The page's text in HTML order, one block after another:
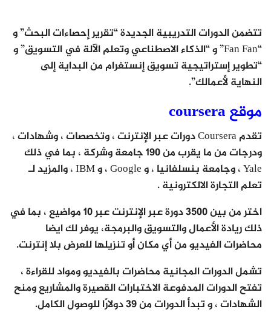
تتضمن الدورات التدريبية الجديدة “تقرير إحصاءات البحث” و
“Fan Fan” و “الذكاء الاصطناعي وتعلم الآلة في التسويق” و
“تطوير إستراتيجية تسويق إنستغرام من البداية إلى
النهاية لأعمالك”.
موقع coursera
تقدم Coursera دورات عبر الإنترنت ، وتخصصات ، وشهادات ،
ودرجات من ما يقرب من 190 جامعة وشركة ، بما في ذلك
Yale ، وجامعة بنسلفانيا ، و Google ، و IBM ، والمزيد لـ
تعلم التجارة الالكترونية .
اختر من بين 3500 دورة عبر الإنترنت عبر 10 مواضيع ، بما في
ذلك ريادة الأعمال والتسويق والبرمجة، يوفر لك ايضا
محاضرات الفيديو من أي مكان أو تنزيلها للعرض بلا إنترنت.
تشمل الدورات المجانية محاضرات بالفيديو ومواد للقراءة ،
تفتح الدورات المدفوعة الاختبارات القصيرة والمشاريع ومنح
الشهادات ، و تبدأ الدورات من 39 دولارًا للوصول الكامل.